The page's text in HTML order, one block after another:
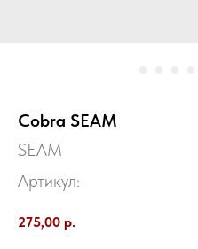
Cobra SEAM
SEAM
Артикул:
275,00 р.